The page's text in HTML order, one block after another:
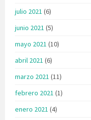
julio 2021 (6)
junio 2021 (5)
mayo 2021 (10)
abril 2021 (6)
marzo 2021 (11)
febrero 2021 (1)
enero 2021 (4)